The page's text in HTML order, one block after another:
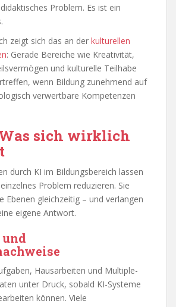
Problem. Es ist ein
zeigt sich das an der kulturellen
: Gerade Bereiche wie Kreativität,
und kulturelle Teilhabe
wenn Bildung zunehmend auf
verwertbare Kompetenzen
sich wirklich
durch KI im Bildungsbereich lassen
Problem reduzieren. Sie
Ebenen gleichzeitig – und verlangen
eigene Antwort.
Hausarbeiten und Multiple-
unter Druck, sobald KI-Systeme
können. Viele